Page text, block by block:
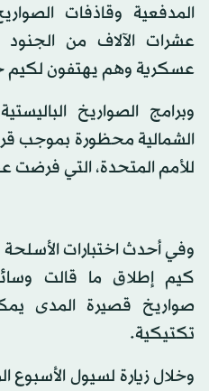
المدفعية وقاذفات
عشرات الآلاف من
عسكرية وهم يهتفون لكيم
وبرامج الصواريخ
الشمالية محظورة بموجب
للأمم المتحدة، التي فرضت
كيم إطلاق ما قالت
صواريخ قصيرة المدى
تكتيكية.
وخلال زيارة لسيول الأسبوع